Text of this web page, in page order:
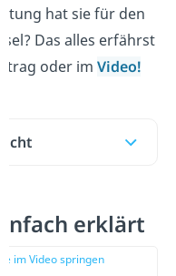
hat sie für den
Das alles erfährst
oder im Video!
erklärt
im Video springen